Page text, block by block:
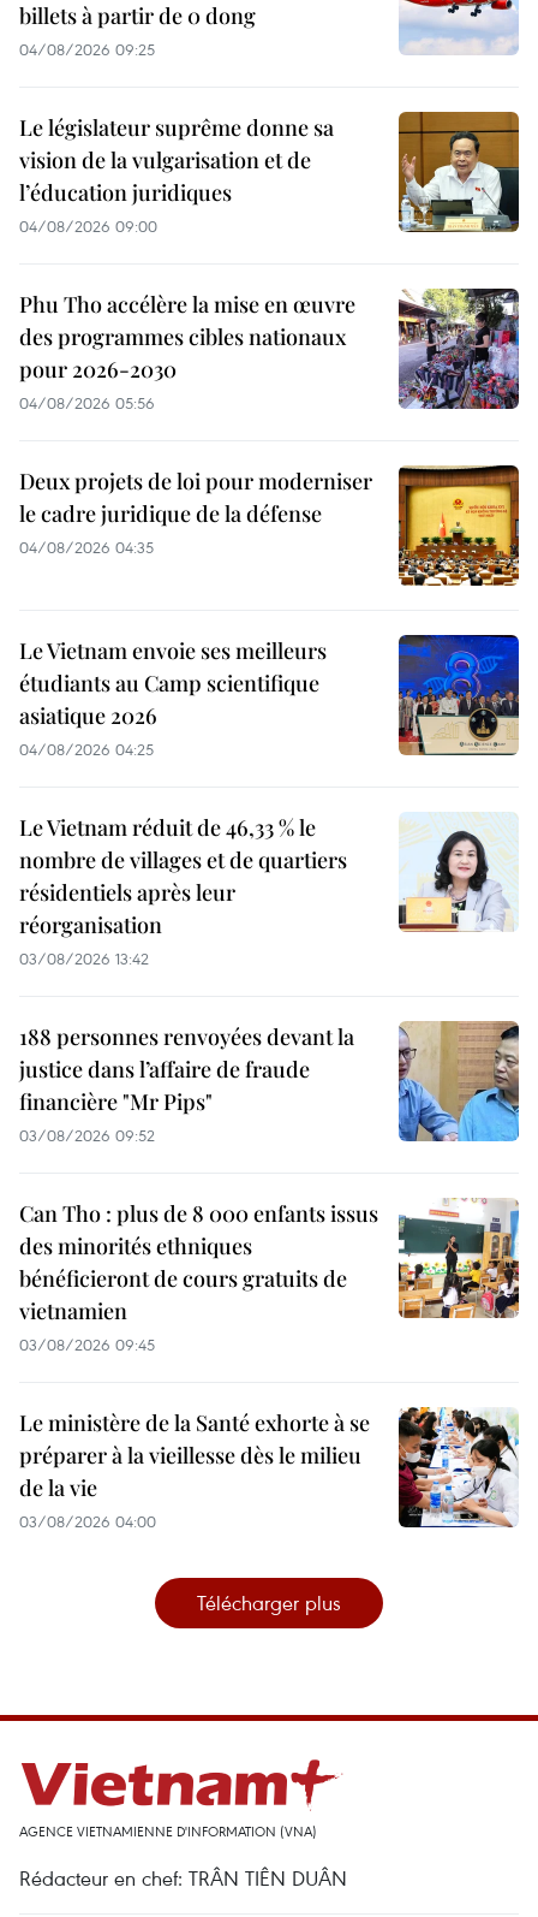
billets à partir de 0 dong
04/08/2026 09:25
Le législateur suprême donne sa
vision de la vulgarisation et de
l’éducation juridiques
04/08/2026 09:00
Phu Tho accélère la mise en œuvre
des programmes cibles nationaux
pour 2026-2030
04/08/2026 05:56
Deux projets de loi pour moderniser
le cadre juridique de la défense
04/08/2026 04:35
Le Vietnam envoie ses meilleurs
étudiants au Camp scientifique
asiatique 2026
04/08/2026 04:25
Le Vietnam réduit de 46,33 % le
nombre de villages et de quartiers
résidentiels après leur
réorganisation
03/08/2026 13:42
188 personnes renvoyées devant la
justice dans l’affaire de fraude
financière "Mr Pips"
03/08/2026 09:52
Can Tho : plus de 8 000 enfants issus
des minorités ethniques
bénéficieront de cours gratuits de
vietnamien
03/08/2026 09:45
Le ministère de la Santé exhorte à se
préparer à la vieillesse dès le milieu
de la vie
03/08/2026 04:00
Télécharger plus
AGENCE VIETNAMIENNE D'INFORMATION (VNA)
Rédacteur en chef: TRÂN TIÊN DUÂN